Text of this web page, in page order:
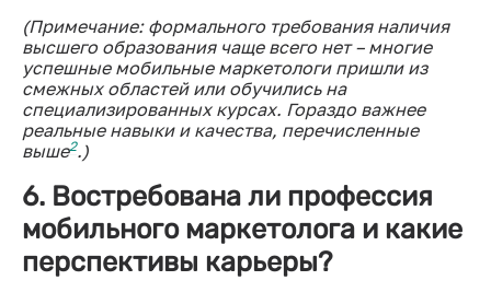
(Примечание: формального требования наличия
высшего образования чаще всего нет – многие
успешные мобильные маркетологи пришли из
смежных областей или обучились на
специализированных курсах. Гораздо важнее
реальные навыки и качества, перечисленные
выше2.)
6. Востребована ли профессия
мобильного маркетолога и какие
перспективы карьеры?